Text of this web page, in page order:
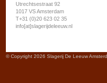
Utrechtsestraat 92
1017 VS Amsterdam
T+31 (0)20 623 02 35
info[at]slagerijdeleeuw.nl
© Copyright 2026 Slagerij De Leeuw